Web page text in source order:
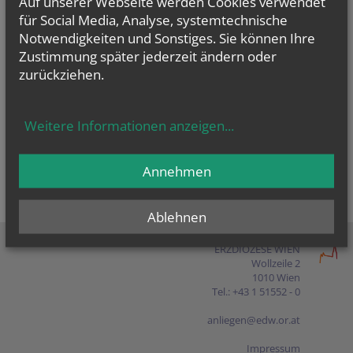
Presse
Shop
ERZDIÖZESE WIEN
Wollzeile 2
1010 Wien
Tel.: +43 1 51552 - 0
anliegen@edw.or.at
Impressum
für Social Media, Analyse, systemtechnische
Notwendigkeiten und Sonstiges. Sie können Ihre
Zustimmung später jederzeit ändern oder
zurückziehen.
Weitere Informationen anzeigen...
Ablehnen
Annehmen